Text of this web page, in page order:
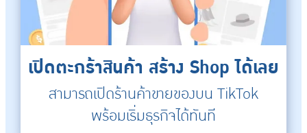
เปิดตะกร้าสินค้า สร้าง Shop ได้เลย
สามารถเปิดร้านค้าขายของบน TikTok
พร้อมเริ่มธุรกิจได้ทันที